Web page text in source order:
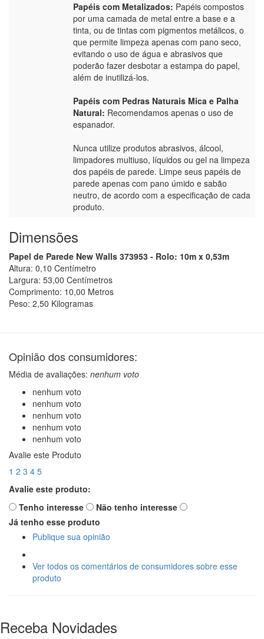
Papéis com Metalizados: Papéis compostos
por uma camada de metal entre a base e a
tinta, ou de tintas com pigmentos metálicos, o
que permite limpeza apenas com pano seco,
evitando o uso de água e abrasivos que
poderão fazer desbotar a estampa do papel,
além de inutilizá-los.
Papéis com Pedras Naturais Mica e Palha
Natural: Recomendamos apenas o uso de
espanador.
Nunca utilize produtos abrasivos, álcool,
limpadores multiuso, líquidos ou gel na limpeza
dos papéis de parede. Limpe seus papéis de
parede apenas com pano úmido e sabão
neutro, de acordo com a especificação de cada
produto.
Dimensões
Papel de Parede New Walls 373953 - Rolo: 10m x 0,53m
Altura: 0,10 Centímetro
Largura: 53,00 Centímetros
Comprimento: 10,00 Metros
Peso: 2,50 Kilogramas
Opinião dos consumidores:
Média de avaliações: nenhum voto
nenhum voto
nenhum voto
nenhum voto
nenhum voto
nenhum voto
Avalie este Produto
1 2 3 4 5
Avalie este produto:
Tenho interesse
Não tenho interesse
Já tenho esse produto
Publique sua opinião
Ver todos os comentários de consumidores sobre esse
produto
Receba Novidades